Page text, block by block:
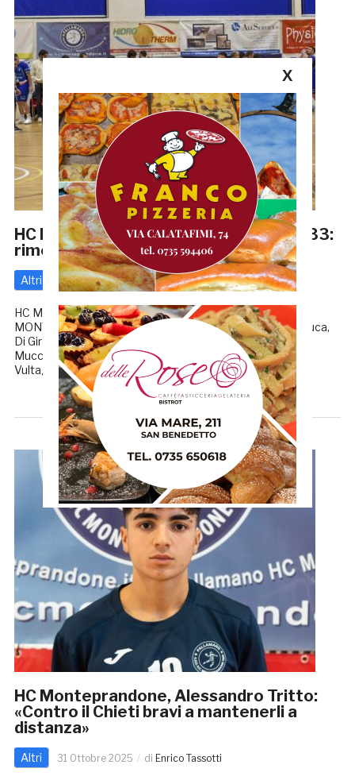
HC Monteprandone-CUS Palermo 38-33:
rimonta tutto cuore al Colle Gioioso
Altri 10 Novembre 2025 diRedazione GRB
HC MONTEPRANDONE-CUS PALERMO 38-33 HC
MONTEPRANDONE: Cani, Balò 2, Bini, Capocasa, Di Gialluca,
Di Girolamo 7, Fares, Gavuglio, Grilli, Landeiro 6, Macera,
Muccitelli 11, Romussi 6, Salladini 4, Tritto, Salazar 2. All.
Vultaggio. CUS PALERMO: […]
HC Monteprandone, Alessandro Tritto:
«Contro il Chieti bravi a mantenerli a
distanza»
Altri 31 Ottobre 2025 di Enrico Tassotti
X